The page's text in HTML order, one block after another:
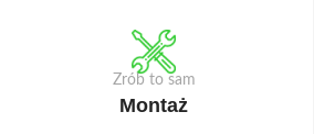
Zrób to sam
Montaż